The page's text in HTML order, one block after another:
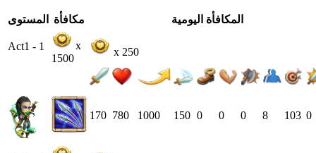
المستوى مكافأة المكافأة اليومية
Act1 - 1
x
1500
x 250
170 780 1000 150 0 0 0 8 103 0